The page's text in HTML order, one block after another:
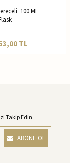
100 ML
TL
Takip Edin.
ABONE OL